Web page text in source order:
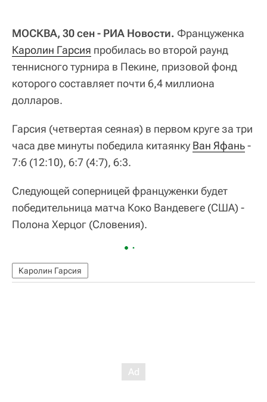
МОСКВА, 30 сен - РИА Новости. Француженка
Каролин Гарсия пробилась во второй раунд
теннисного турнира в Пекине, призовой фонд
которого составляет почти 6,4 миллиона
долларов.
Гарсия (четвертая сеяная) в первом круге за три
часа две минуты победила китаянку Ван Яфань-
7:6 (12:10), 6:7 (4:7), 6:3.
Следующей соперницей француженки будет
победительница матча Коко Вандевеге (США) -
Полона Херцог (Словения).
Каролин Гарсия